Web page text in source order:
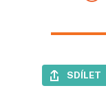
SDÍLET